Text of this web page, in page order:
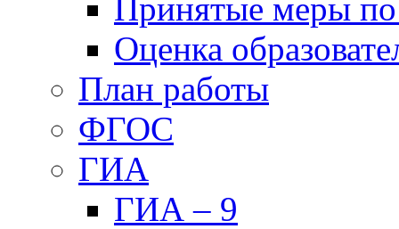
Принятые меры
Оценка
План работы
ФГОС
ГИА
ГИА – 9